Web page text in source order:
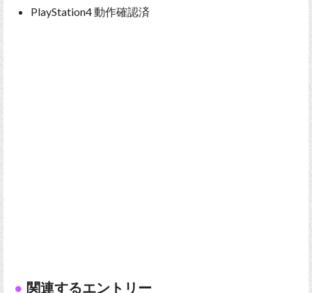
PlayStation4 動作確認済
関連するエントリー